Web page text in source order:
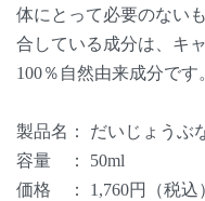
体にとって必要のない
合している成分は、キ
100％自然由来成分です
製品名： だいじょう
容量 ： 50ml
価格 ： 1,760円（税込